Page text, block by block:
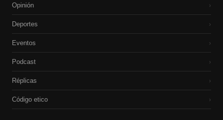
Opinión ›
Deportes ›
Eventos ›
Podcast ›
Réplicas ›
Código etico ›